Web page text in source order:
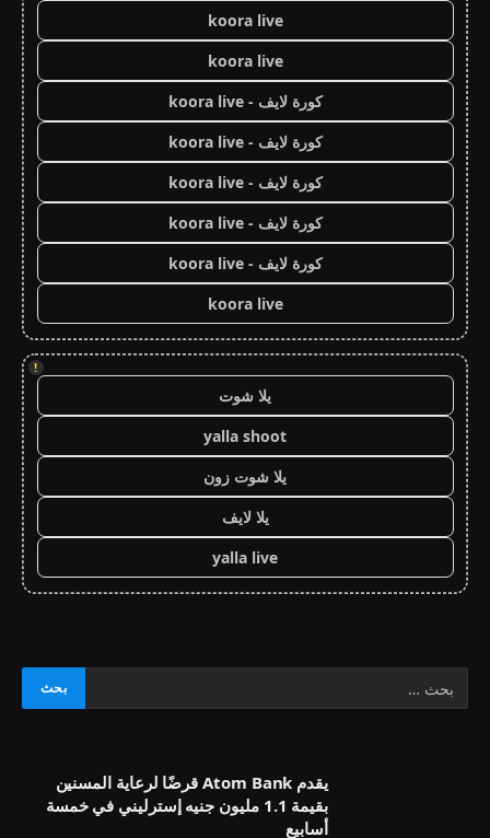
koora live
koora live
كورة لايف - koora live
كورة لايف - koora live
كورة لايف - koora live
كورة لايف - koora live
كورة لايف - koora live
koora live
!
يلا شوت
yalla shoot
يلا شوت زون
يلا لايف
yalla live
يقدم Atom Bank قرضًا لرعاية المسنين
بقيمة 1.1 مليون جنيه إسترليني في خمسة
أسابيع